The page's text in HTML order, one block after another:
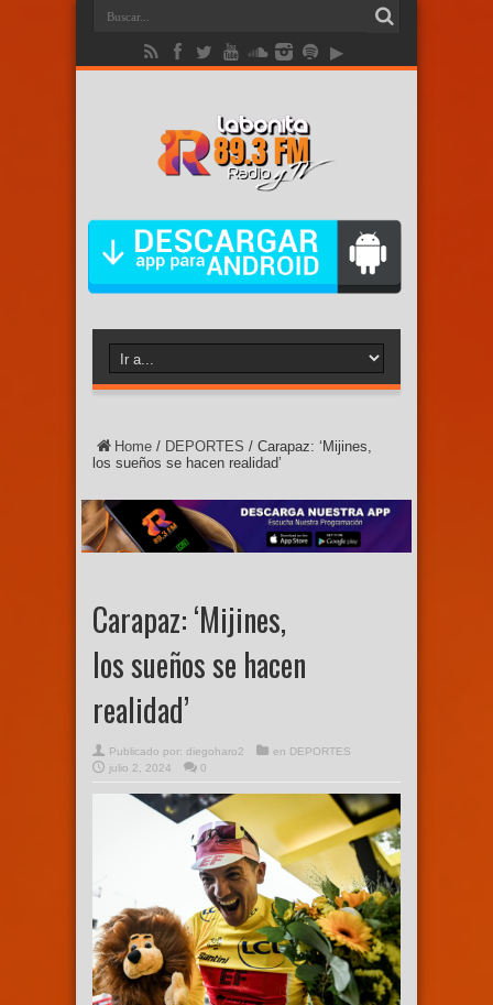
Home / DEPORTES / Carapaz: ‘Mijines,
los sueños se hacen realidad’
Carapaz: ‘Mijines,
los sueños se hacen
realidad’
Publicado por: diegoharo2 en DEPORTES
julio 2, 2024
0